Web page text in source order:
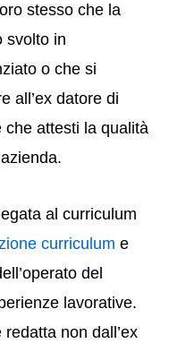
stesso che la
svolto in
o che si
all’ex datore di
che attesti la qualità
al curriculum
curriculum e
del
lavorative.
non dall’ex